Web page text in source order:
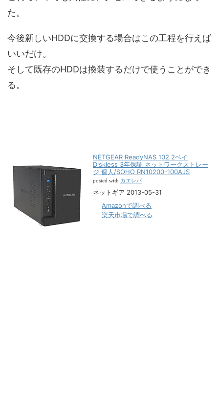
た。
今後新しいHDDに交換する場合はこの工程を行えば
いいだけ。
そして既存のHDDは換装するだけで使うことができ
る。
NETGEAR ReadyNAS 102 2ベイ
Diskless 3年保証 ネットワークストレー
ジ 個人/SOHO RN10200-100AJS
posted with カエレバ
ネットギア 2013-05-31
Amazonで調べる
楽天市場で調べる